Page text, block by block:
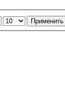
Применить